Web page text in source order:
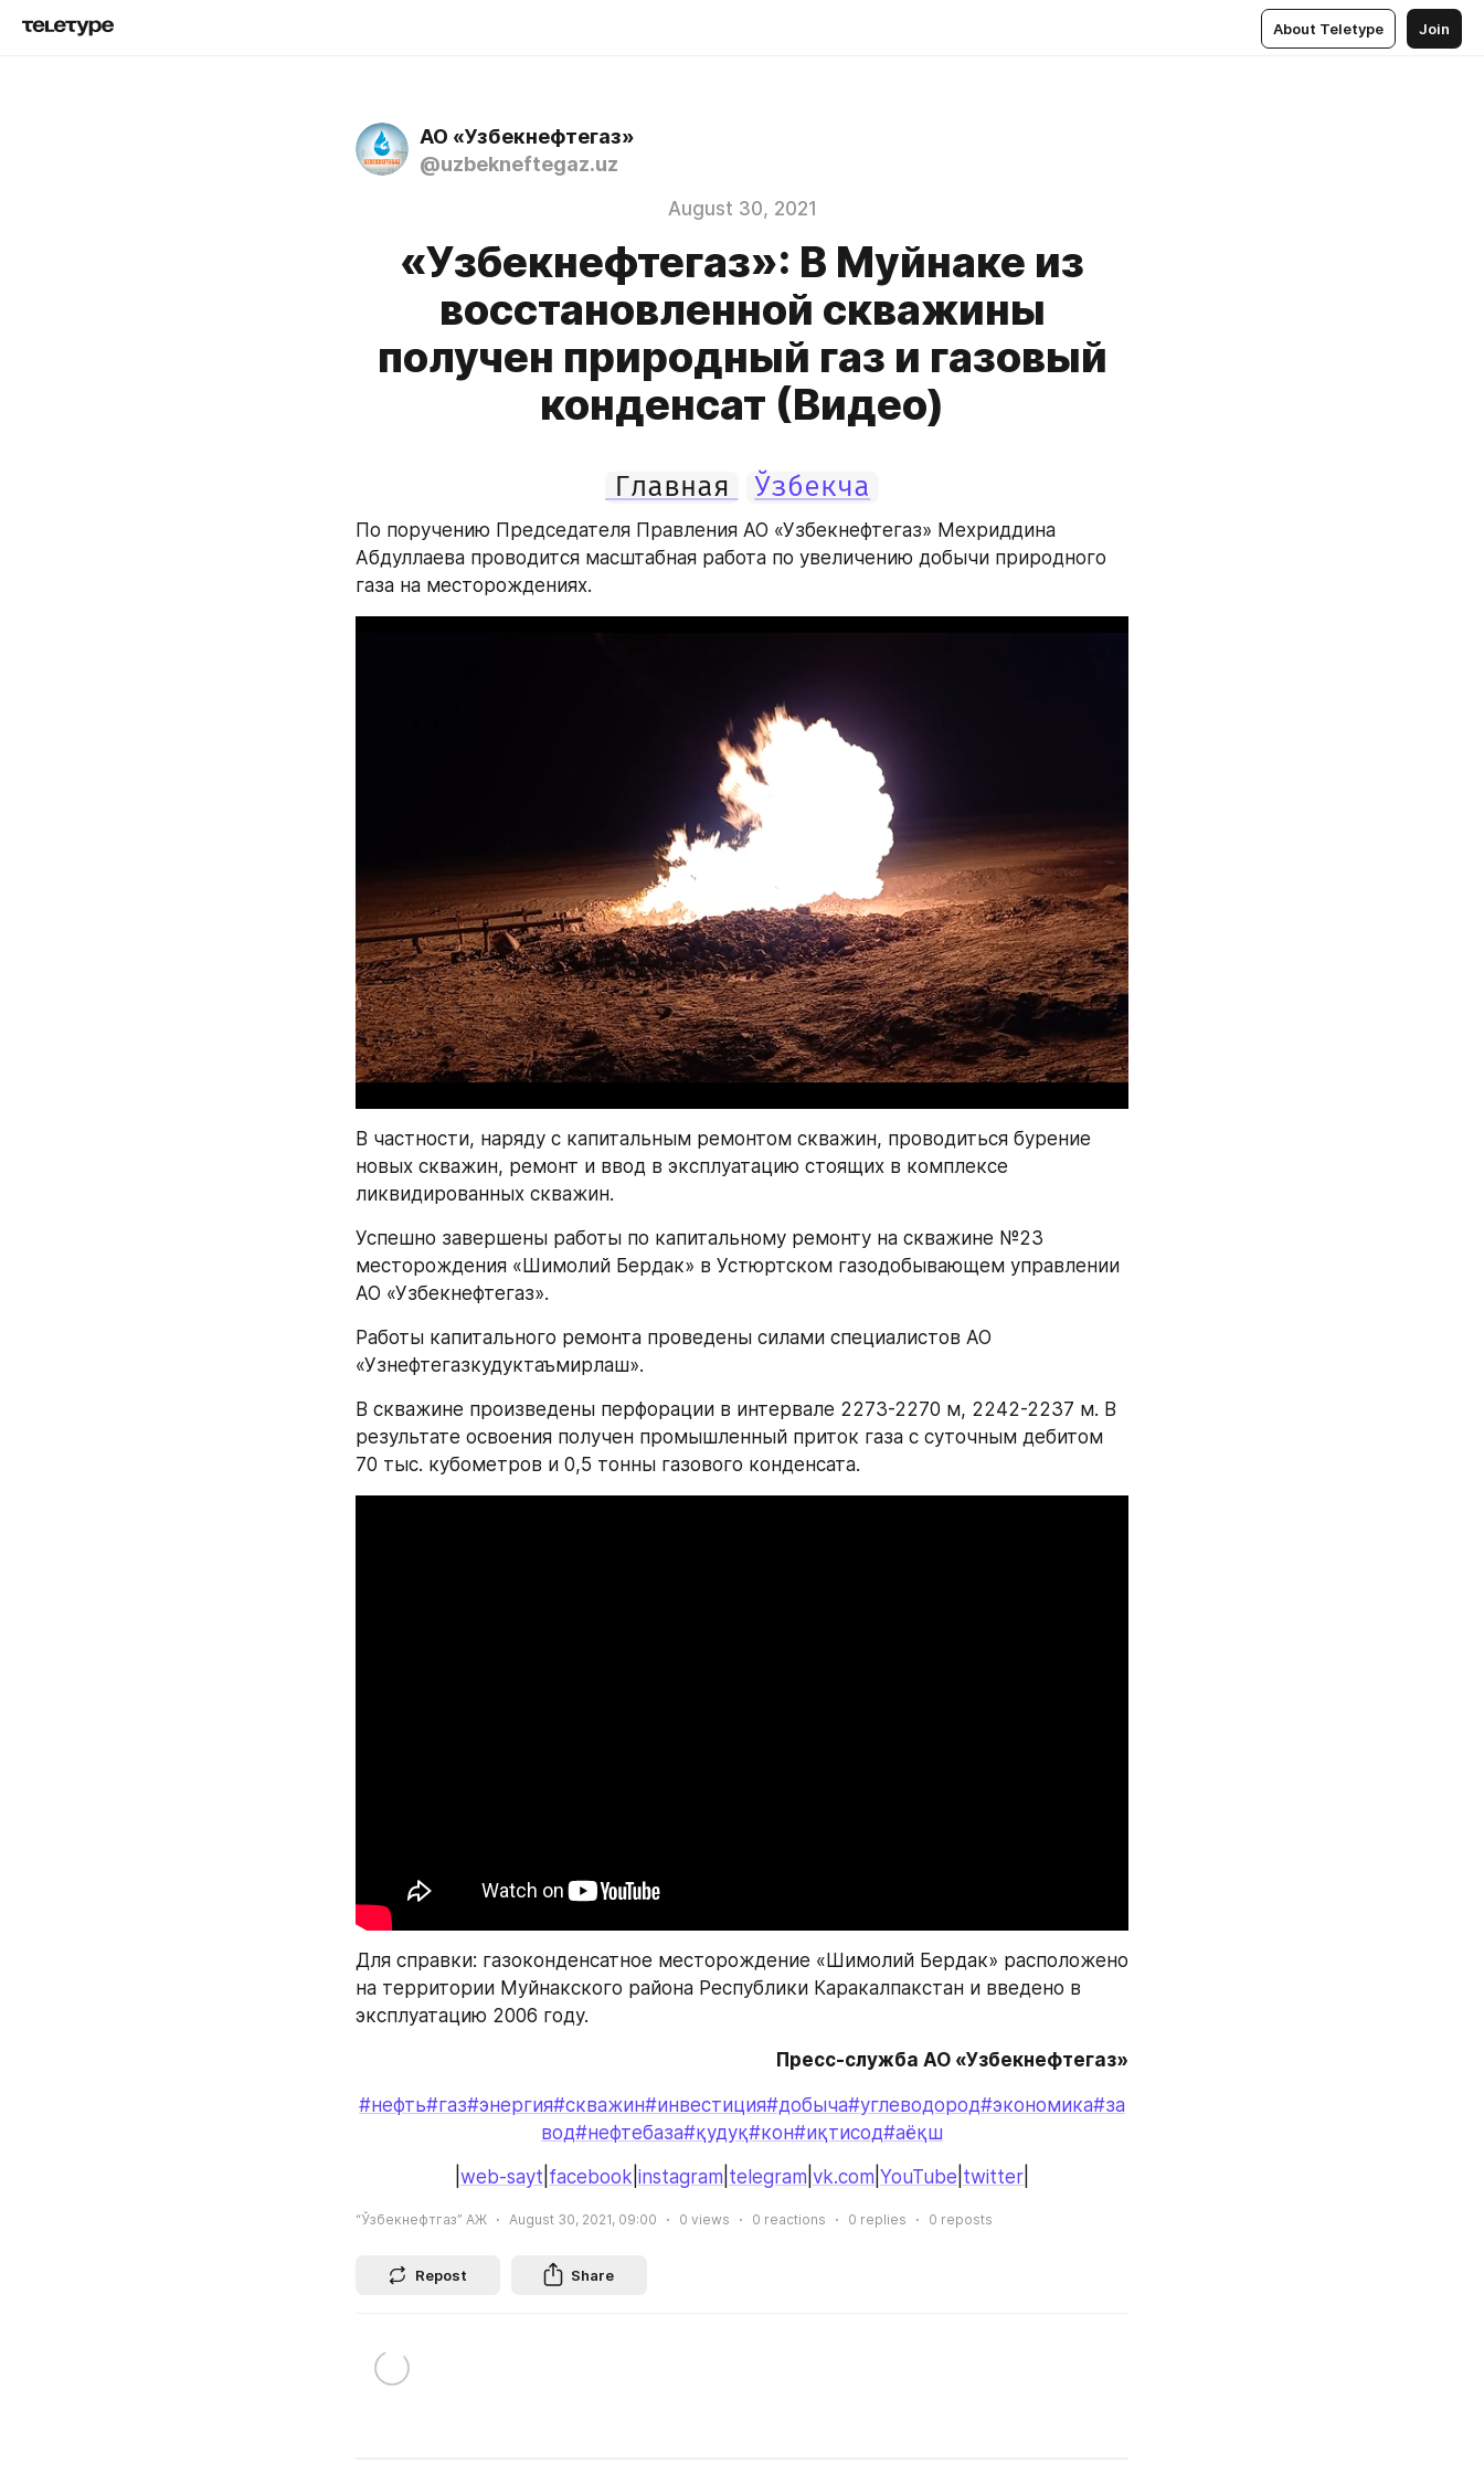
About Teletype Join
АО «Узбекнефтегаз»
@uzbekneftegaz.uz
August 30, 2021
«Узбекнефтегаз»: В Муйнаке из
восстановленной скважины
получен природный газ и газовый
конденсат (Видео)
Главная Ўзбекча
По поручению Председателя Правления АО «Узбекнефтегаз» Мехриддина
Абдуллаева проводится масштабная работа по увеличению добычи природного
газа на месторождениях.
В частности, наряду с капитальным ремонтом скважин, проводиться бурение
новых скважин, ремонт и ввод в эксплуатацию стоящих в комплексе
ликвидированных скважин.
Успешно завершены работы по капитальному ремонту на скважине №23
месторождения «Шимолий Бердак» в Устюртском газодобывающем управлении
АО «Узбекнефтегаз».
Работы капитального ремонта проведены силами специалистов АО
«Узнефтегазкудуктаъмирлаш».
В скважине произведены перфорации в интервале 2273-2270 м, 2242-2237 м. В
результате освоения получен промышленный приток газа с суточным дебитом
70 тыс. кубометров и 0,5 тонны газового конденсата.
Для справки: газоконденсатное месторождение «Шимолий Бердак» расположено
на территории Муйнакского района Республики Каракалпакстан и введено в
эксплуатацию 2006 году.
Пресс-служба АО «Узбекнефтегаз»
#нефть#газ#энергия#скважин#инвестиция#добыча#углеводород#экономика#за
вод#нефтебаза#қудуқ#кон#иқтисод#аёқш
web-sayt facebook instagram telegram vk.com YouTube twitter
“Ўзбекнефтгаз” АЖ August 30, 2021, 09:00 0 views 0 reactions 0 replies 0 reposts
Repost Share